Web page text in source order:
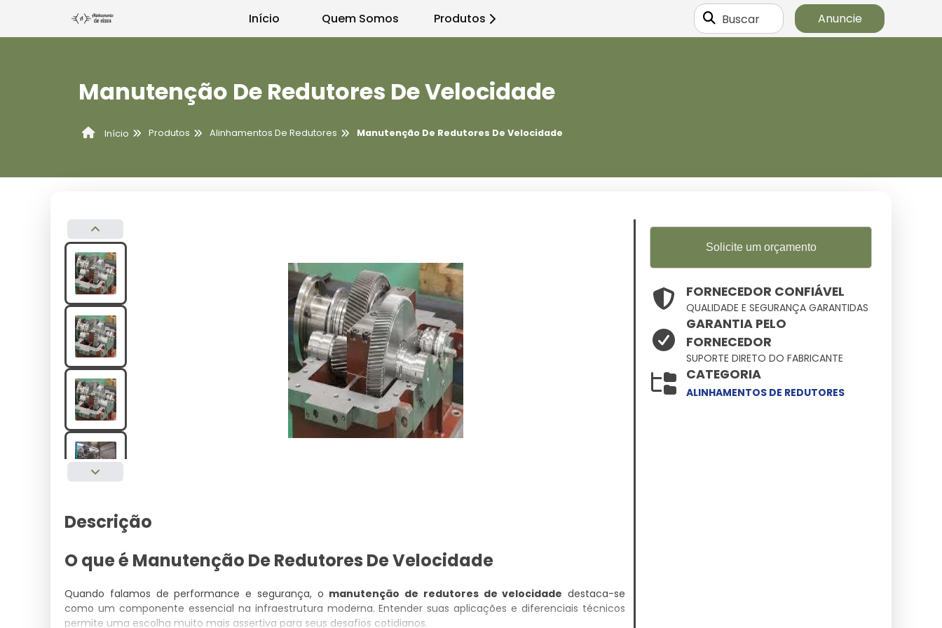
Início Quem Somos Produtos Buscar Anuncie
Manutenção De Redutores De Velocidade
Início Produtos Alinhamentos De Redutores Manutenção De Redutores De Velocidade
Descrição
O que é Manutenção De Redutores De Velocidade
Quando falamos de performance e segurança, o manutenção de redutores de velocidade destaca-se
como um componente essencial na infraestrutura moderna. Entender suas aplicações e diferenciais técnicos
permite uma escolha muito mais assertiva para seus desafios cotidianos.
Solicite um orçamento
FORNECEDOR CONFIÁVEL
QUALIDADE E SEGURANÇA GARANTIDAS
GARANTIA PELO
FORNECEDOR
SUPORTE DIRETO DO FABRICANTE
CATEGORIA
ALINHAMENTOS DE REDUTORES